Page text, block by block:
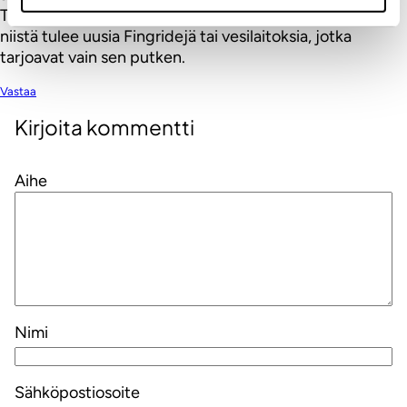
Teleoperaattorien kohtalo voi yhtä hyvin olla se, että
niistä tulee uusia Fingridejä tai vesilaitoksia, jotka
tarjoavat vain sen putken.
Vastaa
Kirjoita kommentti
Aihe
Nimi
Sähköpostiosoite